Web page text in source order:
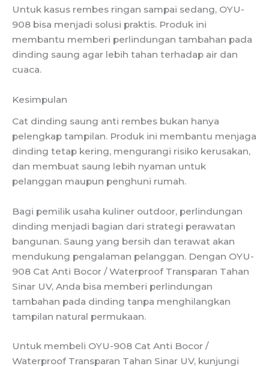
Untuk kasus rembes ringan sampai sedang, OYU-
908 bisa menjadi solusi praktis. Produk ini
membantu memberi perlindungan tambahan pada
dinding saung agar lebih tahan terhadap air dan
cuaca.
Kesimpulan
Cat dinding saung anti rembes bukan hanya
pelengkap tampilan. Produk ini membantu menjaga
dinding tetap kering, mengurangi risiko kerusakan,
dan membuat saung lebih nyaman untuk
pelanggan maupun penghuni rumah.
Bagi pemilik usaha kuliner outdoor, perlindungan
dinding menjadi bagian dari strategi perawatan
bangunan. Saung yang bersih dan terawat akan
mendukung pengalaman pelanggan. Dengan OYU-
908 Cat Anti Bocor / Waterproof Transparan Tahan
Sinar UV, Anda bisa memberi perlindungan
tambahan pada dinding tanpa menghilangkan
tampilan natural permukaan.
Untuk membeli OYU-908 Cat Anti Bocor /
Waterproof Transparan Tahan Sinar UV, kunjungi